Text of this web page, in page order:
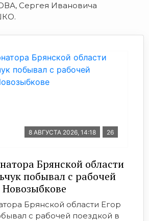
Сергея Ивановича
8 АВГУСТА 2026, 14:18 26
Брянской области
побывал с рабочей
Брянской области Егор
с рабочей поездкой в